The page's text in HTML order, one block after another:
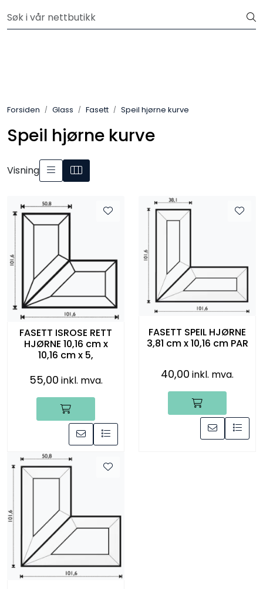
Velkommen til vår nye nettbutikk! Besøk Min side for mer
Forsiden Glass Fasett Speil hjørne kurve
Speil hjørne kurve
Visning
FASETT ISROSE RETT
HJØRNE 10,16 cm x
10,16 cm x 5,
55,00 inkl. mva.
FASETT SPEIL HJØRNE
3,81 cm x 10,16 cm PAR
40,00 inkl. mva.
Pulverglasur
Håndverktøy
Maskiner
Ovner
Pensler
Råmaterialer
Gipsformer
Dekaler